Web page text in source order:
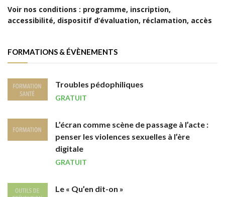
Voir nos conditions : programme, inscription,
accessibilité, dispositif d’évaluation, réclamation, accès
FORMATIONS & ÉVÈNEMENTS
Troubles pédophiliques
GRATUIT
L’écran comme scène de passage à l’acte :
penser les violences sexuelles à l’ère
digitale
GRATUIT
Le « Qu’en dit-on »